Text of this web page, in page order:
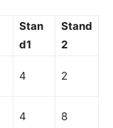
Stan
d1
Stand
2
4 2
4 8